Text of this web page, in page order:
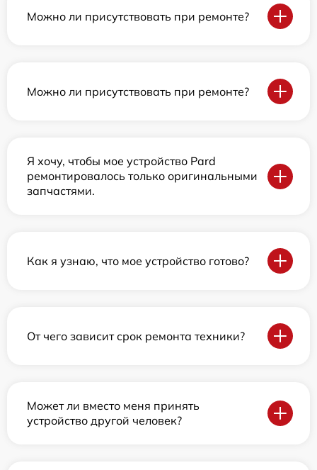
Можно ли присутствовать при ремонте?
Можно ли присутствовать при ремонте?
Я хочу, чтобы мое устройство Pard
ремонтировалось только оригинальными
запчастями.
Как я узнаю, что мое устройство готово?
От чего зависит срок ремонта техники?
Может ли вместо меня принять
устройство другой человек?